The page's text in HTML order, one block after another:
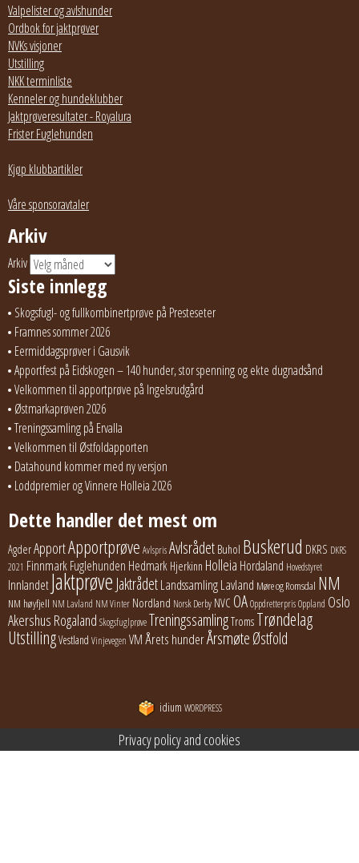
Valpelister og avlshunder
Ordbok for jaktprøver
NVKs visjoner
Utstilling
NKK terminliste
Kenneler og hundeklubber
Jaktprøveresultater - Royalura
Frister Fuglehunden
Kjøp klubbartikler
Våre sponsoravtaler
Arkiv
Arkiv
Siste innlegg
Skogsfugl- og fullkombinertprøve på Presteseter
Framnes sommer 2026
Eermiddagsprøver i Gausvik
Apportfest på Eidskogen – 140 hunder, stor spenning og ekte dugnadsånd
Velkommen til apportprøve på Ingelsrudgård
Østmarkaprøven 2026
Treningssamling på Ervalla
Velkommen til Østfoldapporten
Datahound kommer med ny versjon
Loddpremier og Vinnere Holleia 2026
Dette handler det mest om
AgderApportApportprøve AvlsprisAvlsrådet Buhol Buskerud DKRS DKRS
2021 FinnmarkFuglehunden Hedmark Hjerkinn Holleia Hordaland Hovedstyret
InnlandetJaktprøve JaktrådetLandssamlingLavland Møre og Romsdal NM
NM høyfjell NM Lavland NM Vinter Nordland Norsk Derby NVC OAOppdretterprisOppland Oslo
Akershus Rogaland SkogsfuglprøveTreningssamlingTroms Trøndelag
UtstillingVestland Vinjevegen VMÅrets hunderÅrsmøteØstfold
idium WORDPRESS
Privacy policy and cookies